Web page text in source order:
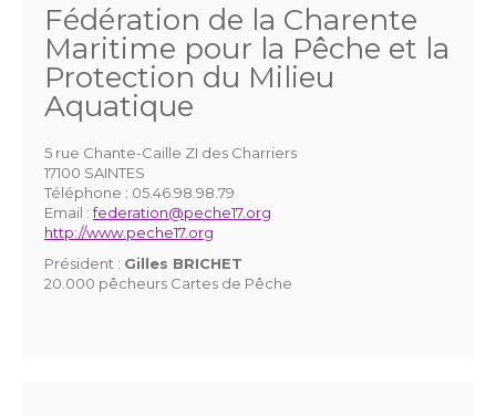
Fédération de la Charente
Maritime pour la Pêche et la
Protection du Milieu
Aquatique
5 rue Chante-Caille ZI des Charriers
17100 SAINTES
Téléphone : 05.46.98.98.79
Email :federation@peche17.org
http://www.peche17.org
Président : Gilles BRICHET
20.000 pêcheurs Cartes de Pêche